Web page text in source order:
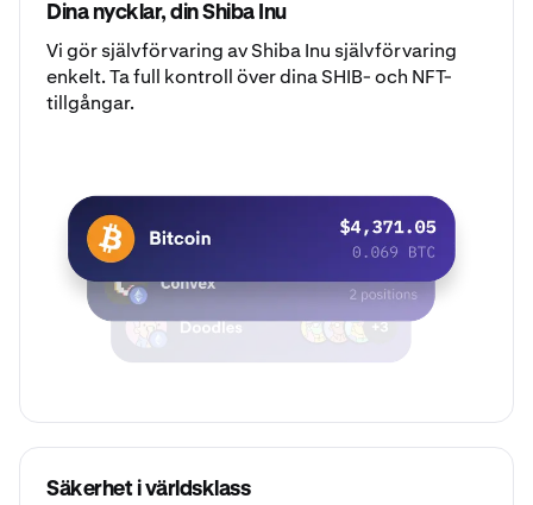
Dina nycklar, din Shiba Inu
Vi gör självförvaring av Shiba Inu självförvaring
enkelt. Ta full kontroll över dina SHIB- och NFT-
tillgångar.
Säkerhet i världsklass